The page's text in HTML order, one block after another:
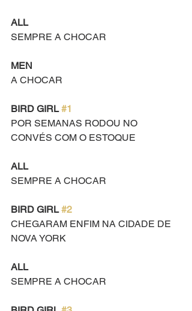
ALL
SEMPRE A CHOCAR
MEN
A CHOCAR
BIRD GIRL #1
POR SEMANAS RODOU NO
CONVÉS COM O ESTOQUE
ALL
SEMPRE A CHOCAR
BIRD GIRL #2
CHEGARAM ENFIM NA CIDADE DE
NOVA YORK
ALL
SEMPRE A CHOCAR